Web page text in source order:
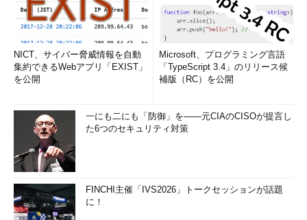
NICT、サイバー脅威情報を自動
集約できるWebアプリ「EXIST」
を公開
Microsoft、プログラミング言語
「TypeScript 3.4」のリリース候
補版（RC）を公開
一にも二にも「防御」を――元CIAのCISOが提言し
た6つのセキュリティ対策
FINCHI主催「IVS2026」トークセッションが話題
に！